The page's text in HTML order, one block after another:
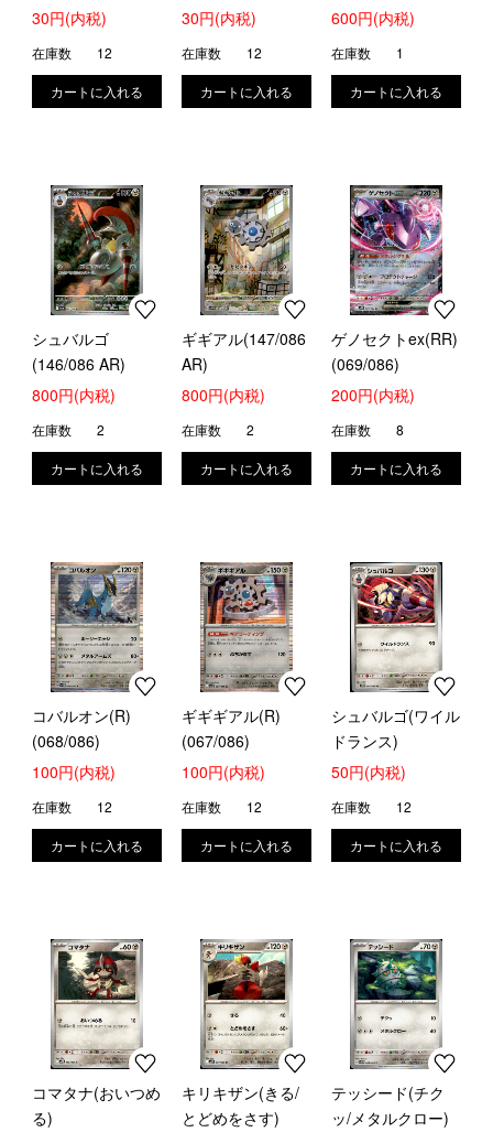
ーンニードル)
30円(内税)
在庫数 12
ー)
30円(内税)
在庫数 12
600円(内税)
在庫数 1
シュバルゴ
(146/086 AR)
800円(内税)
在庫数 2
ギギアル(147/086
AR)
800円(内税)
在庫数 2
ゲノセクトex(RR)
(069/086)
200円(内税)
在庫数 8
コバルオン(R)
(068/086)
100円(内税)
在庫数 12
ギギギアル(R)
(067/086)
100円(内税)
在庫数 12
シュバルゴ(ワイル
ドランス)
50円(内税)
在庫数 12
コマタナ(おいつめ
る)
キリキザン(きる/
とどめをさす)
テッシード(チク
ッ/メタルクロー)